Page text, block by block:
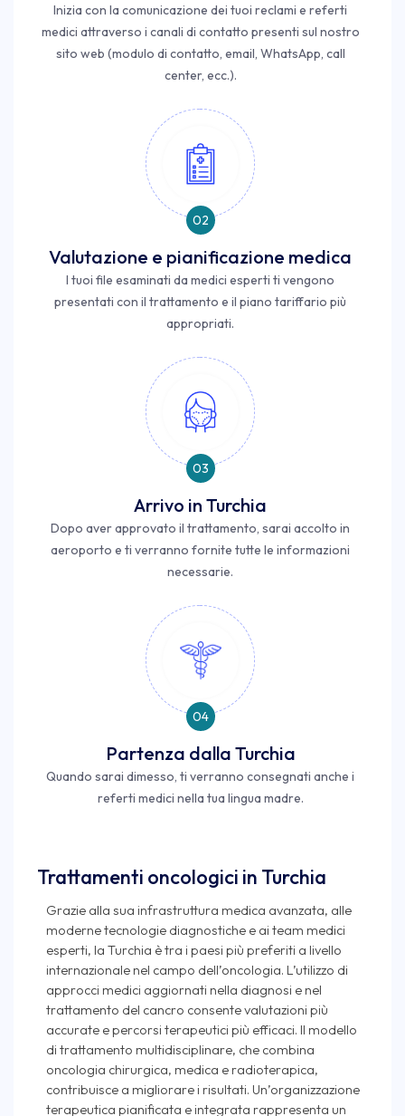
Inizia con la comunicazione dei tuoi reclami e referti
medici attraverso i canali di contatto presenti sul nostro
sito web (modulo di contatto, email, WhatsApp, call
center, ecc.).
02
Valutazione e pianificazione medica
I tuoi file esaminati da medici esperti ti vengono
presentati con il trattamento e il piano tariffario più
appropriati.
03
Arrivo in Turchia
Dopo aver approvato il trattamento, sarai accolto in
aeroporto e ti verranno fornite tutte le informazioni
necessarie.
04
Partenza dalla Turchia
Quando sarai dimesso, ti verranno consegnati anche i
referti medici nella tua lingua madre.
Trattamenti oncologici in Turchia
Grazie alla sua infrastruttura medica avanzata, alle
moderne tecnologie diagnostiche e ai team medici
esperti, la Turchia è tra i paesi più preferiti a livello
internazionale nel campo dell’oncologia. L’utilizzo di
approcci medici aggiornati nella diagnosi e nel
trattamento del cancro consente valutazioni più
accurate e percorsi terapeutici più efficaci. Il modello
di trattamento multidisciplinare, che combina
oncologia chirurgica, medica e radioterapica,
contribuisce a migliorare i risultati. Un’organizzazione
terapeutica pianificata e integrata rappresenta un